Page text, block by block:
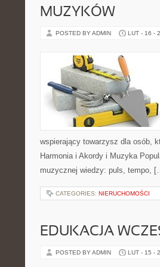
MUZYKÓW
POSTED BY ADMIN LUT - 16 -
wspierający towarzysz dla osób,
Harmonia i Akordy i Muzyka
muzycznej wiedzy: puls, tempo,
CATEGORIES: NIERUCHOMOŚCI
EDUKACJA
POSTED BY ADMIN LUT - 15 -